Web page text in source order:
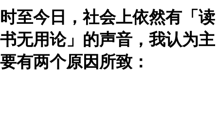
时至今日，社会上依然有「读
书无用论」的声音，我认为主
要有两个原因所致：